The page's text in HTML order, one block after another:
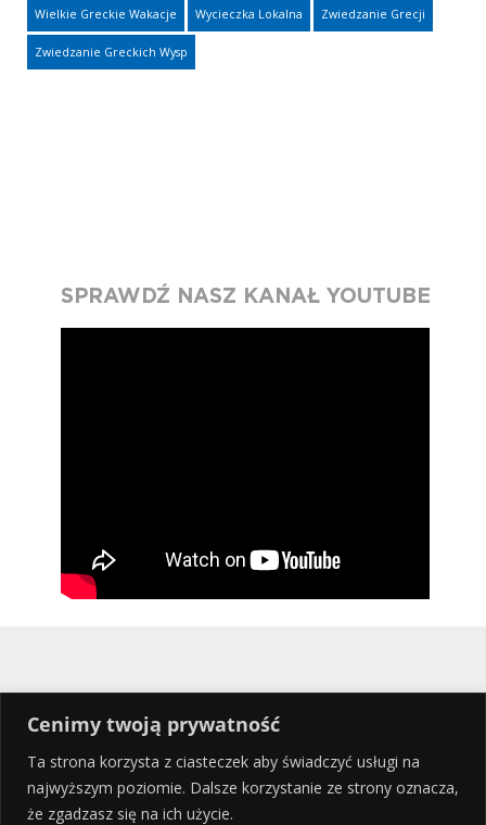
Cenimy twoją prywatność
Ta strona korzysta z ciasteczek aby świadczyć usługi na
najwyższym poziomie. Dalsze korzystanie ze strony oznacza,
że zgadzasz się na ich użycie.
Wielkie Greckie Wakacje Wycieczka Lokalna Zwiedzanie Grecji
Zwiedzanie Greckich Wysp
SPRAWDŹ NASZ KANAŁ YOUTUBE